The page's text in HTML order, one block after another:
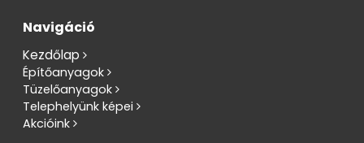
Navigáció
Kezdőlap
Építőanyagok
Tüzelőanyagok
Telephelyünk képei
Akcióink